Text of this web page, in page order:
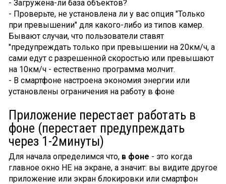
- Загружена-ли база объектов?
- Проверьте, не установлена ли у вас опция "Только
при превышении" для какого-либо из типов камер.
Бывают случаи, что пользователи ставят
"предупреждать только при превышении на 20км/ч, а
сами едут с разрешенной скоростью или превышают
на 10км/ч - естественно программа молчит.
- В смартфоне настроена экономия энергии или
установлены ограничения на работу в фоне
Приложение перестает работать в
фоне (перестает предупреждать
через 1-2минуты)
Для начала определимся что, в фоне - это когда
главное окно НЕ на экране, а значит: вы видите другое
приложение или экран блокировки или смартфон